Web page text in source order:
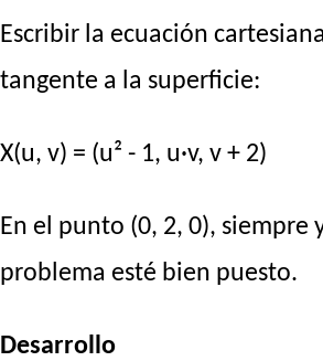
Escribir la ecuación
tangente a la superficie:
X(u, v) = (u² - 1, u·v, v + 2)
En el punto (0, 2, 0), siempre
problema esté bien puesto.
Desarrollo